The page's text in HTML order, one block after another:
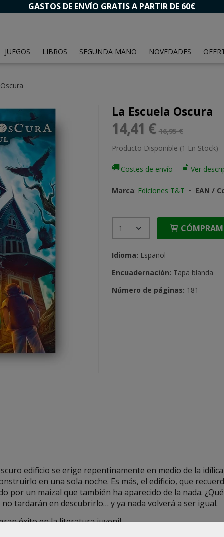
GASTOS DE ENVÍO GRATIS A PARTIR DE 60€
JUEGOS LIBROS SEGUNDA MANO NOVEDADES
La Escuela Oscura
14,41 € 16,95 €
Producto Disponible (1 En Stock) -
Costes de envío Ver
Marca: Ediciones T&T • EAN /
Idioma: Español
Encuadernación: Tapa blanda
Número de páginas: 181
edificio se erige repentinamente en medio de la
en una sola noche. Es más, el edificio, que
por un maizal que también ha aparecido de la nada.
tardarán en descubrirlo… y ya nada volverá a ser igual.
éxito en la literatura juvenil.